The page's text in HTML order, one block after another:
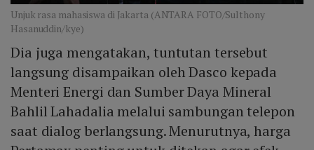
Unjuk rasa mahasiswa di Jakarta (ANTARA FOTO/Sulthony
Hasanuddin/kye)
Dia juga mengatakan, tuntutan tersebut
langsung disampaikan oleh Dasco kepada
Menteri Energi dan Sumber Daya Mineral
Bahlil Lahadalia melalui sambungan telepon
saat dialog berlangsung. Menurutnya, harga